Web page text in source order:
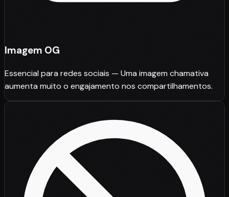
Imagem OG
Essencial para redes sociais — Uma imagem chamativa
aumenta muito o engajamento nos compartilhamentos.